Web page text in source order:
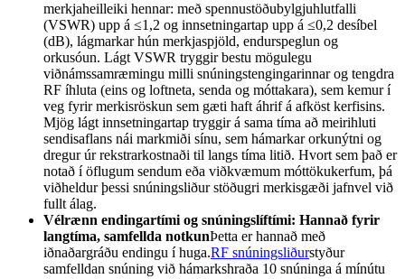
merkjaheilleiki hennar: með spennustöðubylgjuhlutfalli
(VSWR) upp á ≤1,2 og innsetningartap upp á ≤0,2 desíbel
(dB), lágmarkar hún merkjaspjöld, endurspeglun og
orkusóun. Lágt VSWR tryggir bestu mögulegu
viðnámssamræmingu milli snúningstengingarinnar og tengdra
RF íhluta (eins og loftneta, senda og móttakara), sem kemur í
veg fyrir merkisröskun sem gæti haft áhrif á afköst kerfisins.
Mjög lágt innsetningartap tryggir á sama tíma að meirihluti
sendisaflans nái markmiði sínu, sem hámarkar orkunýtni og
dregur úr rekstrarkostnaði til langs tíma litið. Hvort sem það er
notað í öflugum sendum eða viðkvæmum móttökukerfum, þá
viðheldur þessi snúningsliður stöðugri merkisgæði jafnvel við
fullt álag.
Vélrænn endingartími og snúningslíftími: Hannað fyrir
langtíma, samfellda notkunÞetta er hannað með
iðnaðargráðu endingu í huga.RF snúningsliðurstyður
samfelldan snúning við hámarkshraða 10 snúninga á mínútu